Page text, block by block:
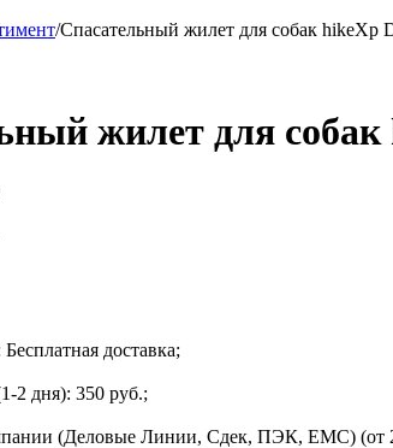
/Спасательный жилет для собак hikeXp
жилет для
доставка;
2 дня): 350 руб.;
(Деловые Линии, Сдек, ПЭК, ЕМС) (от